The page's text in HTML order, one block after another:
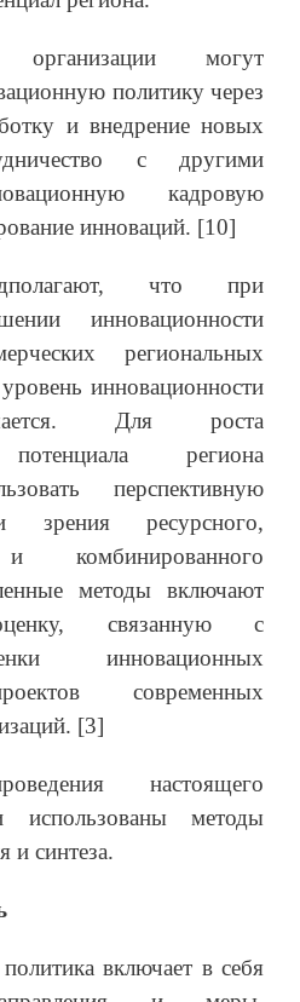
организации могут
политику через
и внедрение новых
с другими
кадровую
инноваций. [10]
что при
инновационности
региональных
инновационности
Для роста
региона
перспективную
ресурсного,
и комбинированного
методы включают
связанную с
инновационных
современных
[3]
настоящего
использованы методы
и синтеза.
включает в себя